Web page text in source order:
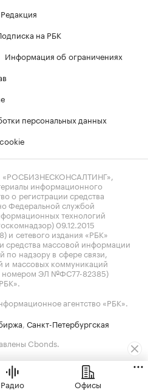
Редакция
на РБК
Информация об ограничениях
персональных данных
информационного
о регистрации средства
Федеральной службой
технологий
09.12.2015
сетевого издания «РБК»
средства массовой информации
по надзору в сфере связи,
и массовых коммуникаций
номером ЭЛ №ФС77-82385)
агентство «РБК».
, Санкт-Петербургская
Cbonds.
Радио Офисы